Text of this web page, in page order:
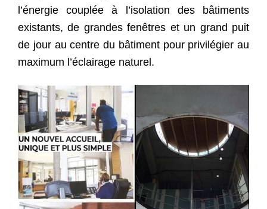
l’énergie couplée à l’isolation des bâtiments
existants, de grandes fenêtres et un grand puit
de jour au centre du bâtiment pour privilégier au
maximum l’éclairage naturel.